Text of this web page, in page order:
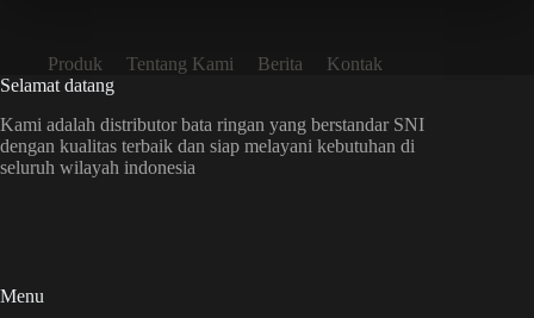
Produk Tentang Kami Berita
Kontak
Selamat datang
Kami adalah distributor bata ringan yang berstandar SNI
dengan kualitas terbaik dan siap melayani kebutuhan di
seluruh wilayah indonesia
Menu